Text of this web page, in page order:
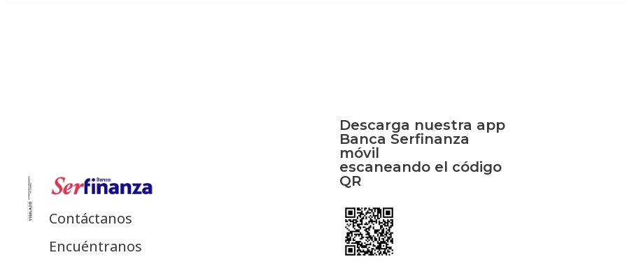
Contáctanos
Encuéntranos
Descarga nuestra app
Banca Serfinanza
móvil
escaneando el código
QR